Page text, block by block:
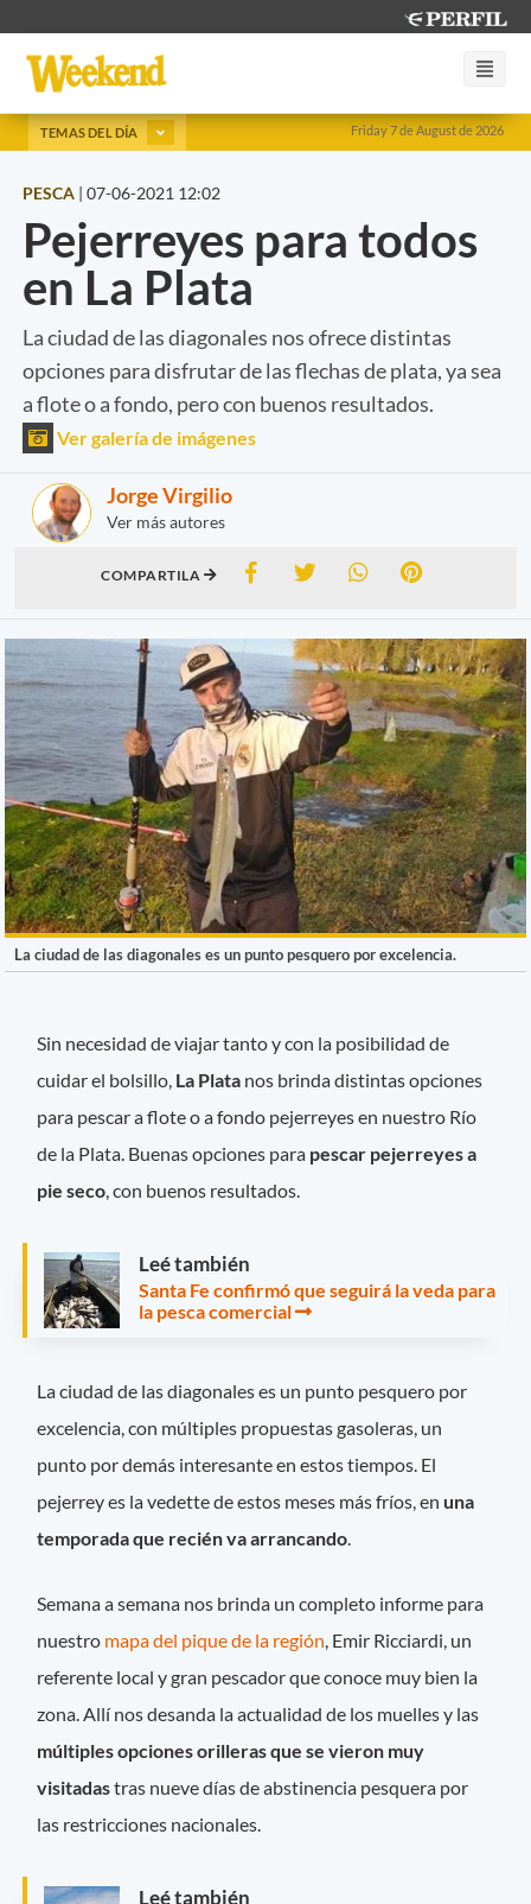
Friday 7 de August de 2026
TEMAS DEL DÍA
PESCA | 07-06-2021 12:02
Pejerreyes para todos
en La Plata
La ciudad de las diagonales nos ofrece distintas
opciones para disfrutar de las flechas de plata, ya sea
a flote o a fondo, pero con buenos resultados.
Ver galería de imágenes
Jorge Virgilio
Ver más autores
COMPARTILA
La ciudad de las diagonales es un punto pesquero por excelencia.
Sin necesidad de viajar tanto y con la posibilidad de
cuidar el bolsillo, La Plata nos brinda distintas opciones
para pescar a flote o a fondo pejerreyes en nuestro Río
de la Plata. Buenas opciones para pescar pejerreyes a
pie seco , con buenos resultados.
Leé también
Santa Fe confirmó que seguirá la veda para
la pesca comercial
La ciudad de las diagonales es un punto pesquero por
excelencia, con múltiples propuestas gasoleras, un
punto por demás interesante en estos tiempos. El
pejerrey es la vedette de estos meses más fríos, en una
temporada que recién va arrancando.
Semana a semana nos brinda un completo informe para
nuestro mapa del pique de la región, Emir Ricciardi, un
referente local y gran pescador que conoce muy bien la
zona. Allí nos desanda la actualidad de los muelles y las
múltiples opciones orilleras que se vieron muy
visitadastras nueve días de abstinencia pesquera por
las restricciones nacionales.
Leé también